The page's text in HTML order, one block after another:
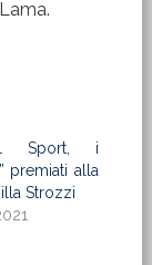
Sport, i
premiati alla
Strozzi